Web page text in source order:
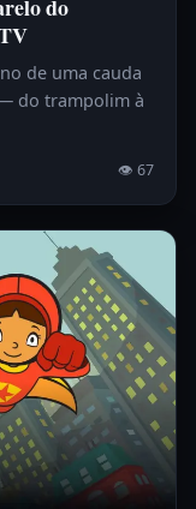
do
de uma cauda
do trampolim à
👁 67